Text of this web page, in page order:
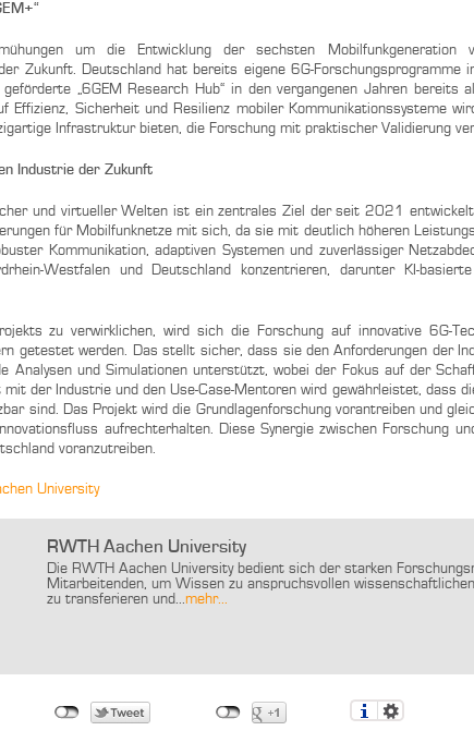
um die Entwicklung der sechsten
Zukunft. Deutschland hat bereits eigene 6G-
„6GEM Research Hub“ in den vergangenen Jahren
Effizienz, Sicherheit und Resilienz mobiler Kommunikationssysteme
Infrastruktur bieten, die Forschung mit praktischer Validierung
Industrie der Zukunft
und virtueller Welten ist ein zentrales Ziel der seit 2021
für Mobilfunknetze mit sich, da sie mit deutlich höheren
Kommunikation, adaptiven Systemen und zuverlässiger
Westfalen und Deutschland konzentrieren, darunter KI-
zu verwirklichen, wird sich die Forschung auf innovative 6G-
getestet werden. Das stellt sicher, dass sie den Anforderungen der
Analysen und Simulationen unterstützt, wobei der Fokus auf der
mit der Industrie und den Use-Case-Mentoren wird gewährleistet, dass
sind. Das Projekt wird die Grundlagenforschung vorantreiben und
aufrechterhalten. Diese Synergie zwischen Forschung
voranzutreiben.
University
RWTH Aachen University
Die RWTH Aachen University bedient sich der starken
Mitarbeitenden, um Wissen zu anspruchsvollen
zu transferieren und...mehr...